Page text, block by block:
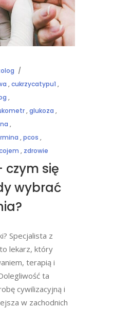
,cukrzycatypu1 ,
,
,glukoza ,
,
,pcos ,
, zdrowie
się
wybrać
Specjalista z
lekarz, który
terapią i
ta
cywilizacyjną i
w zachodnich